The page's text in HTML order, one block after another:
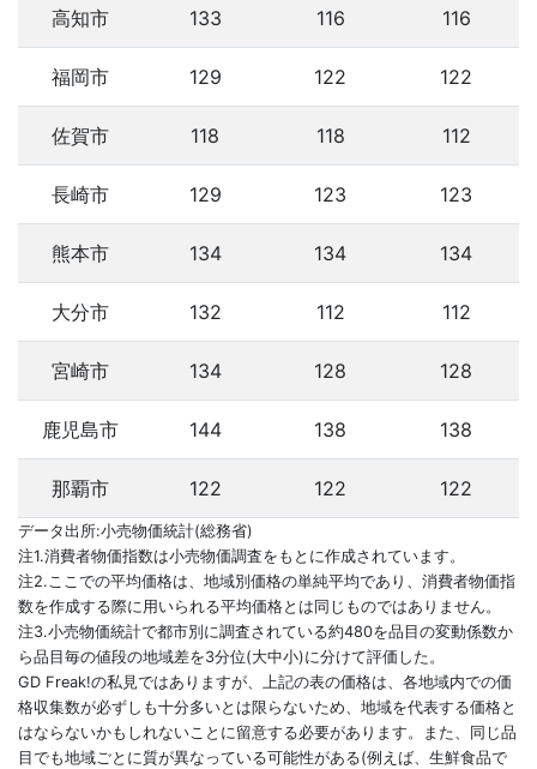
高知市 133 116 116
福岡市 129 122 122
佐賀市 118 118 112
長崎市 129 123 123
熊本市 134 134 134
大分市 132 112 112
宮崎市 134 128 128
鹿児島市 144 138 138
那覇市 122 122 122
データ出所:小売物価統計(総務省)
注1.消費者物価指数は小売物価調査をもとに作成されています。
注2.ここでの平均価格は、地域別価格の単純平均であり、消費者物価指
数を作成する際に用いられる平均価格とは同じものではありません。
注3.小売物価統計で都市別に調査されている約480を品目の変動係数か
ら品目毎の値段の地域差を3分位(大中小)に分けて評価した。
GD Freak!の私見ではありますが、上記の表の価格は、各地域内での価
格収集数が必ずしも十分多いとは限らないため、地域を代表する価格と
はならないかもしれないことに留意する必要があります。また、同じ品
目でも地域ごとに質が異なっている可能性がある(例えば、生鮮食品で